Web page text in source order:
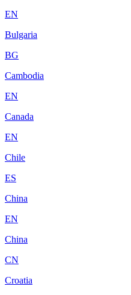
EN
Bulgaria
BG
Cambodia
EN
Canada
EN
Chile
ES
China
EN
China
CN
Croatia